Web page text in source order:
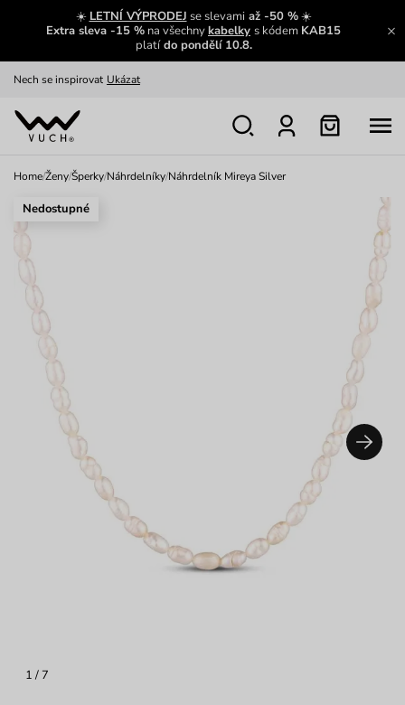
☀️ LETNÍ VÝPRODEJ se slevamiaž -50 %☀️
Extra sleva -15 % na všechnykabelky s kódem KAB15
platído pondělí 10.8.
Výměna a vrácení zdarma Zobrazit
Prohlédnout
Nech se inspirovat Ukázat
Home/Ženy/Šperky/Náhrdelníky/Náhrdelník Mireya Silver
1 / 7
Nedostupné